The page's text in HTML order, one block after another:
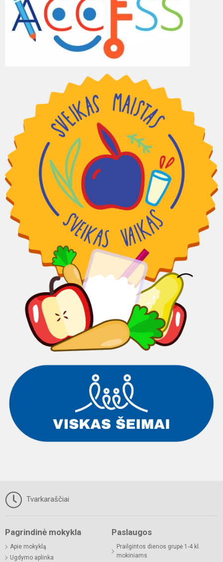
Tvarkaraščiai
Pagrindinė mokykla
Apie mokyklą
Ugdymo aplinka
Paslaugos
Prailgintos dienos grupė 1-4 kl.
mokiniams